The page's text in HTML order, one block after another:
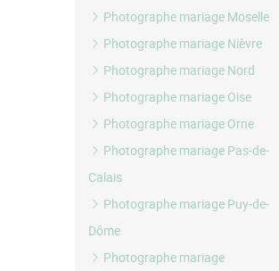
Photographe mariage Moselle
Photographe mariage Nièvre
Photographe mariage Nord
Photographe mariage Oise
Photographe mariage Orne
Photographe mariage Pas-de-
Calais
Photographe mariage Puy-de-
Dôme
Photographe mariage